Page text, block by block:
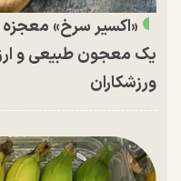
«اکسیر سرخ»
یک معجون طبیعی و
ورزشکاران